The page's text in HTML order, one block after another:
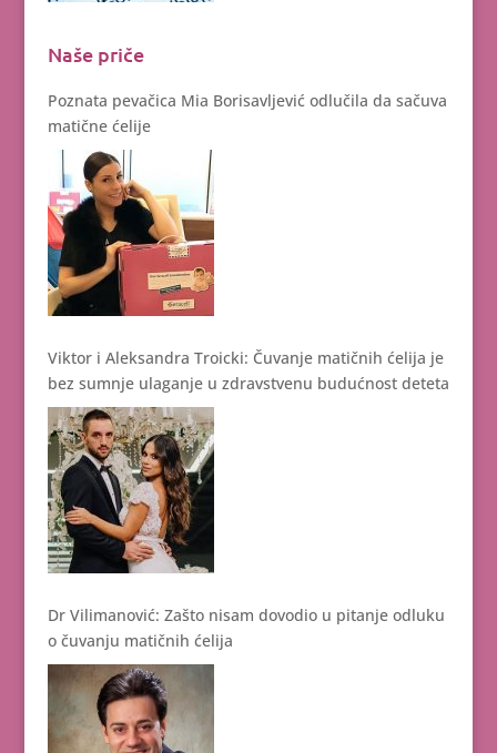
Naše priče
Poznata pevačica Mia Borisavljević odlučila da sačuva
matične ćelije
Viktor i Aleksandra Troicki: Čuvanje matičnih ćelija je
bez sumnje ulaganje u zdravstvenu budućnost deteta
Dr Vilimanović: Zašto nisam dovodio u pitanje odluku
o čuvanju matičnih ćelija